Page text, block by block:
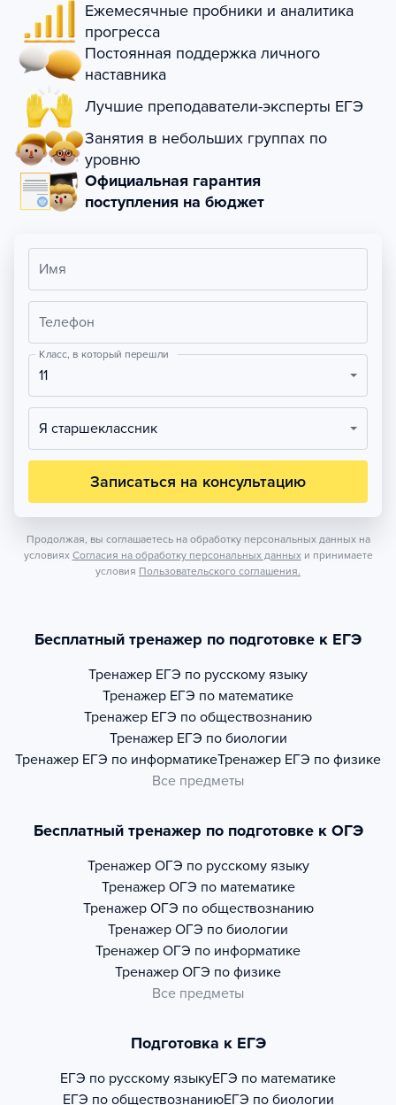
Ежемесячные пробники и аналитика
прогресса
Постоянная поддержка личного
наставника
Лучшие преподаватели-эксперты ЕГЭ
Занятия в небольших группах по
уровню
Официальная гарантия
поступления на бюджет
Имя
Телефон
Класс, в который перешли
11
Я старшеклассник
Записаться на консультацию
Продолжая, вы соглашаетесь на обработку персональных данных на
условиях Согласия на обработку персональных данных и принимаете
условия Пользовательского соглашения.
Бесплатный тренажер по подготовке к ЕГЭ
Тренажер ЕГЭ по русскому языку
Тренажер ЕГЭ по математике
Тренажер ЕГЭ по обществознанию
Тренажер ЕГЭ по биологии
Тренажер ЕГЭ по информатикеТренажер ЕГЭ по физике
Все предметы
Бесплатный тренажер по подготовке к ОГЭ
Тренажер ОГЭ по русскому языку
Тренажер ОГЭ по математике
Тренажер ОГЭ по обществознанию
Тренажер ОГЭ по биологии
Тренажер ОГЭ по информатике
Тренажер ОГЭ по физике
Все предметы
Подготовка к ЕГЭ
ЕГЭ по русскому языкуЕГЭ по математике
ЕГЭ по обществознаниюЕГЭ по биологии